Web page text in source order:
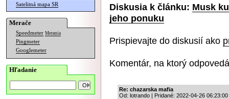
Satelitná mapa SR
Merače
Speedmeter Merania
Pingmeter
Googlemeter
Hľadanie
Diskusia k článku: Musk
jeho ponuku
Prispievajte do diskusií ako
Komentár, na ktorý
Re: chazarska mafia
Od: lotrando | Pridané: 2022-04-26 06:23:00